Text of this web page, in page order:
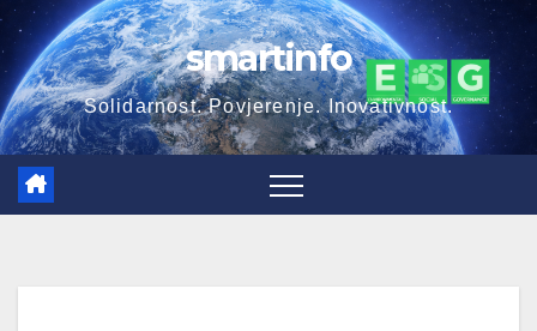
Skip
to
content
smartinfo
Solidarnost. Povjerenje. Inovativnost.